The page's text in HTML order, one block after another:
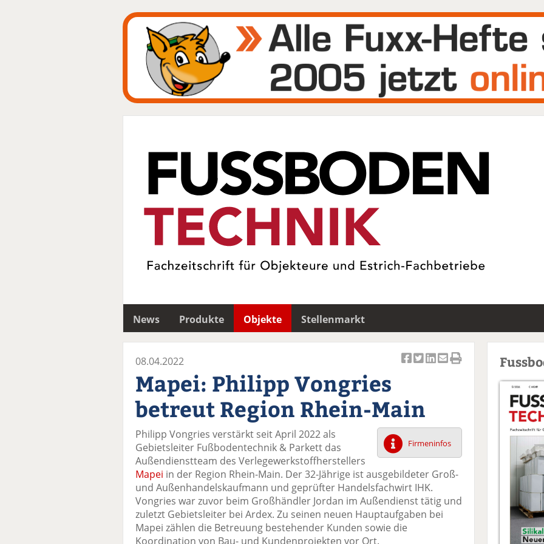
News Produkte Objekte
Stellenmarkt
k
el
a
uf
F
e
b
o
o
k
el
t
wi
tt
n
a
uf
Li
k
e
di
n
p
er
E
ai
v
er
D
ru
ck
n
08.04.2022
Mapei: Philipp Vongries
betreut Region Rhein-Main
Firmeninfos
Philipp Vongries verstärkt seit April 2022 als
Gebietsleiter Fußbodentechnik & Parkett das
Außendienstteam des Verlegewerkstoffherstellers
Mapei in der Region Rhein-Main. Der 32-Jährige ist ausgebildeter Groß-
und Außenhandelskaufmann und geprüfter Handelsfachwirt IHK.
Vongries war zuvor beim Großhändler Jordan im Außendienst tätig und
zuletzt Gebietsleiter bei Ardex. Zu seinen neuen Hauptaufgaben bei
Mapei zählen die Betreuung bestehender Kunden sowie die
Koordination von Bau- und Kundenprojekten vor Ort.